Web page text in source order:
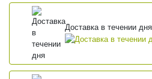
Доставка в течении дня